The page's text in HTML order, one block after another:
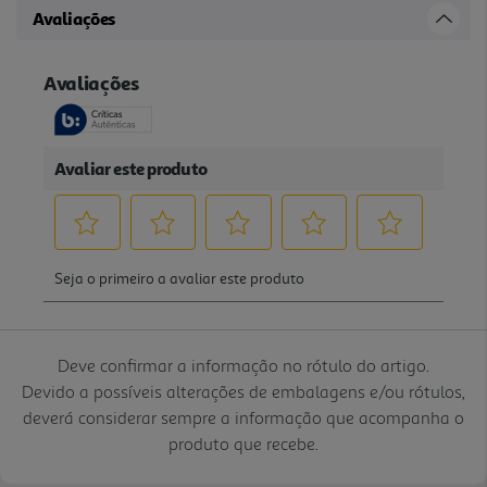
Avaliações
Deve confirmar a informação no rótulo do artigo.
Devido a possíveis alterações de embalagens e/ou rótulos,
deverá considerar sempre a informação que acompanha o
produto que recebe.